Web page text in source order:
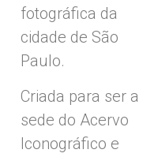
fotográfica da
cidade de São
Paulo.
Criada para ser a
sede do Acervo
Iconográfico e